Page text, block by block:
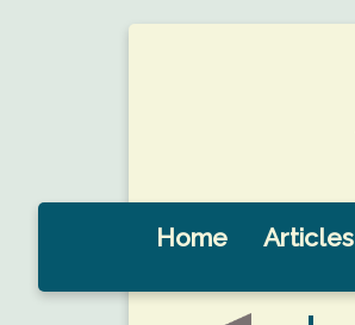
Home Articles